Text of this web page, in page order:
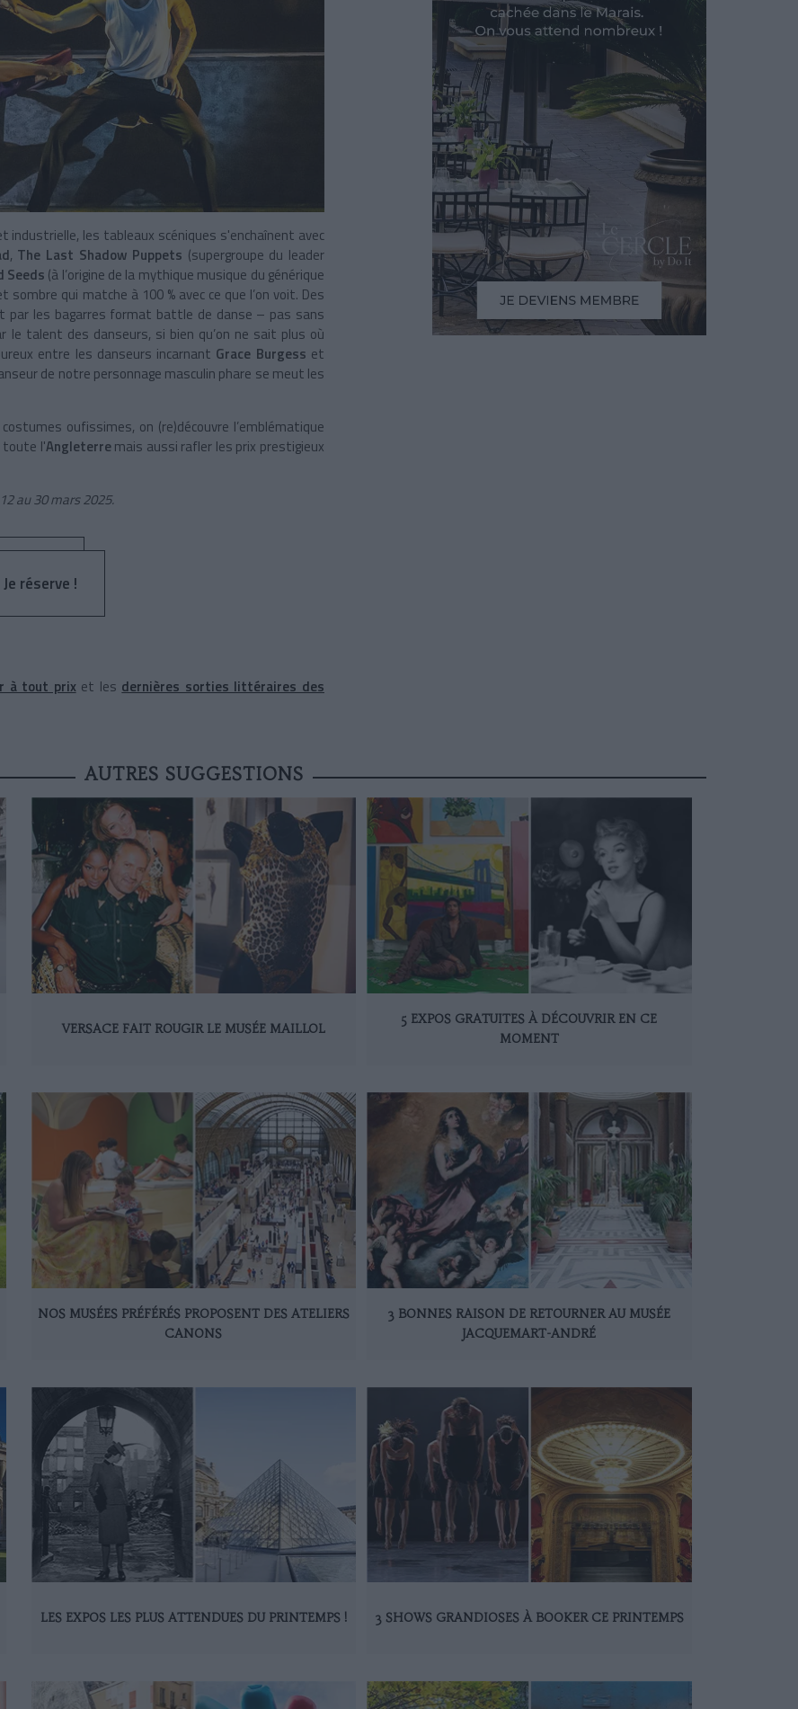
industrielle, les tableaux scéniques s'enchaînent avec
, The Last Shadow Puppets (supergroupe du leader
Seeds (à l’origine de la mythique musique du générique
sombre qui matche à 100 %avec ce que l’on voit. Des
par les bagarres format battle de danse – pas sans
talent des danseurs, si bien qu’on ne sait plus où
entre les danseurs incarnant Grace Burgess et
de notre personnage masculin phare se meut les
oufissimes, on (re)découvre l’emblématique
toute l'Angleterremais aussi rafler les prix prestigieux
au 30 mars 2025.
réserve !
à tout prixet les dernières sorties littéraires des
AUTRES SUGGESTIONS
VERSACE FAIT ROUGIR LE MUSÉE MAILLOL
5 EXPOS GRATUITES À DÉCOUVRIR EN CE
MOMENT
NOS MUSÉES PRÉFÉRÉS PROPOSENT DES ATELIERS
CANONS
3 BONNES RAISON DE RETOURNER AU MUSÉE
JACQUEMART-ANDRÉ
LES EXPOS LES PLUS ATTENDUES DU PRINTEMPS ! 3 SHOWS GRANDIOSES À BOOKER CE PRINTEMPS